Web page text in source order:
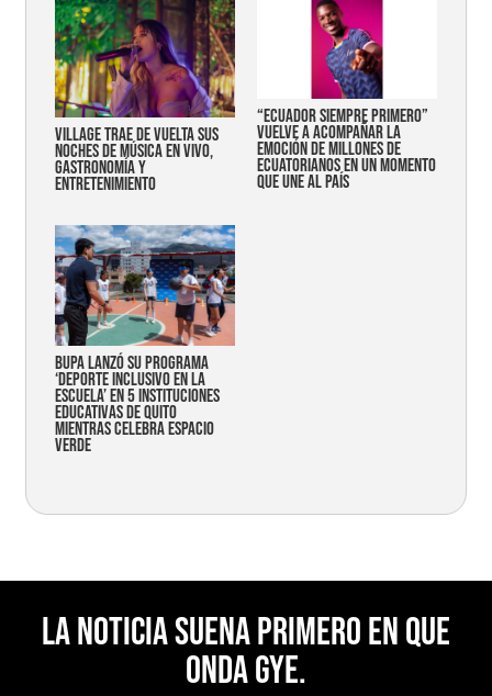
Village trae de vuelta sus
noches de música en vivo,
gastronomía y
entretenimiento
“Ecuador siempre primero”
vuelve a acompañar la
emoción de millones de
ecuatorianos en un momento
que une al país
Bupa lanzó su programa
‘Deporte Inclusivo en la
Escuela’ en 5 instituciones
educativas de Quito
mientras celebra espacio
verde
La noticia suena primero en Que
Onda Gye.